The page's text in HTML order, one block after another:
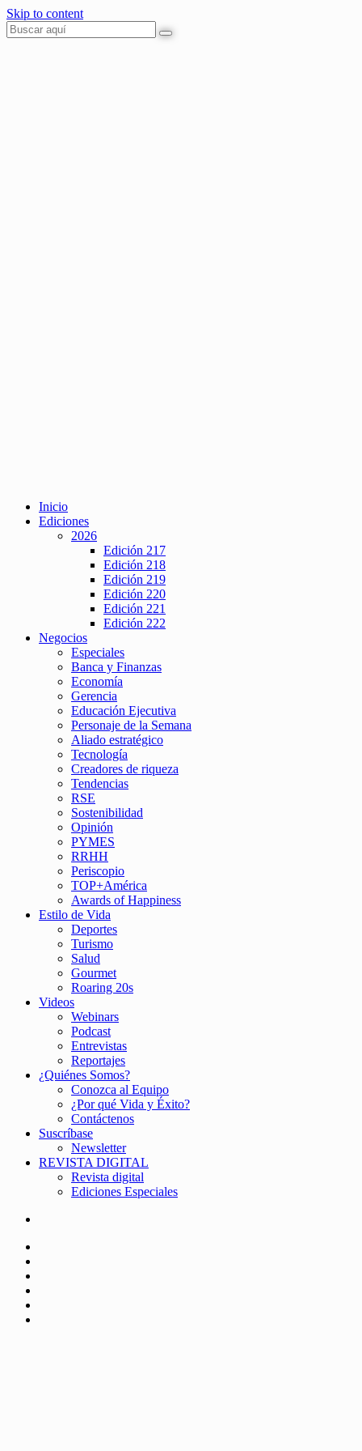
Skip to content
Inicio
Ediciones
2026
Edición 217
Edición 218
Edición 219
Edición 220
Edición 221
Edición 222
Negocios
Especiales
Banca y Finanzas
Economía
Gerencia
Educación Ejecutiva
Personaje de la Semana
Aliado estratégico
Tecnología
Creadores de riqueza
Tendencias
RSE
Sostenibilidad
Opinión
PYMES
RRHH
Periscopio
TOP+América
Awards of Happiness
Estilo de Vida
Deportes
Turismo
Salud
Gourmet
Roaring 20s
Videos
Webinars
Podcast
Entrevistas
Reportajes
¿Quiénes Somos?
Conozca al Equipo
¿Por qué Vida y Éxito?
Contáctenos
Suscríbase
Newsletter
REVISTA DIGITAL
Revista digital
Ediciones Especiales